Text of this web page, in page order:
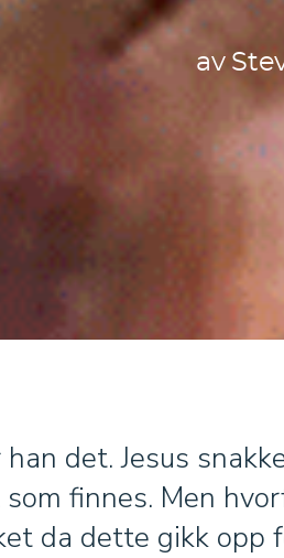
av
det. Jesus
finnes. Men
da dette gikk opp